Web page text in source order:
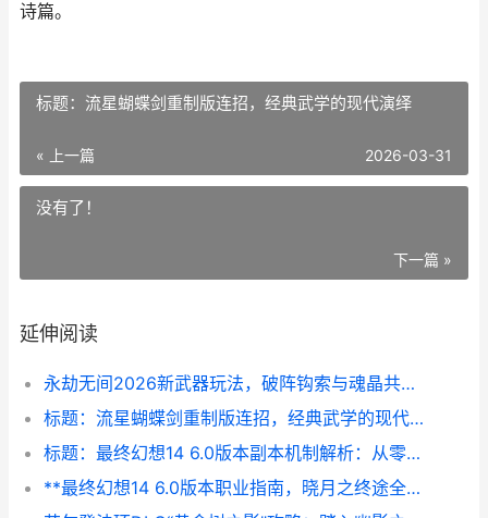
诗篇。
标题：流星蝴蝶剑重制版连招，经典武学的现代演绎
« 上一篇 2026-03-31
没有了！
下一篇 »
延伸阅读
永劫无间2026新武器玩法，破阵钩索与魂晶共鸣的武学革命
标题：流星蝴蝶剑重制版连招，经典武学的现代演绎
标题：最终幻想14 6.0版本副本机制解析：从零式万魔殿到绝境战
**最终幻想14 6.0版本职业指南，晓月之终途全职业纵横谈**